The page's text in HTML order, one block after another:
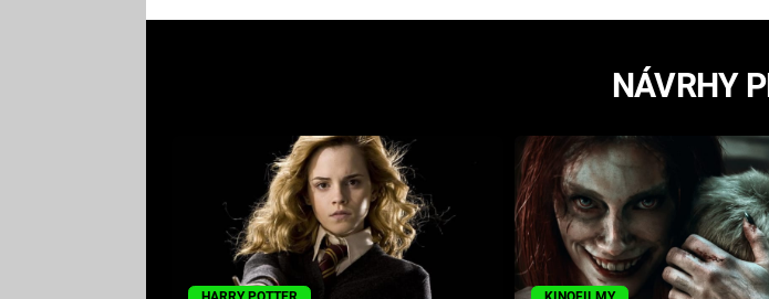
NÁVRHY